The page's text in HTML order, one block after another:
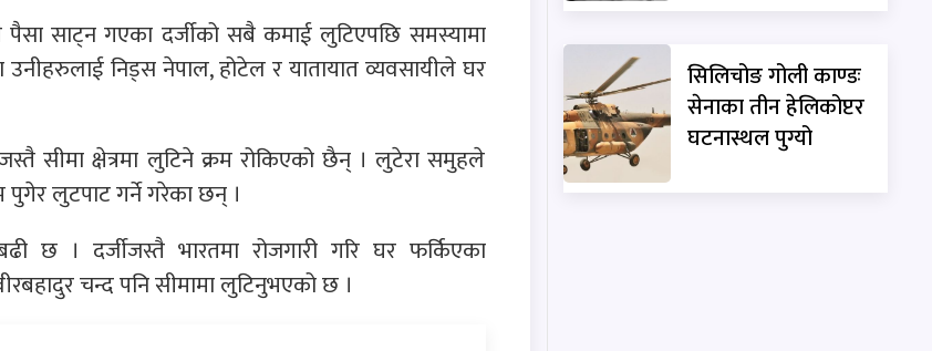
पैसा साट्न गएका दर्जीको सबै कमाई लुटिएपछि समस्यामा
निड्स नेपाल, होटेल र यातायात व्यवसायीले घर
सीमा क्षेत्रमा लुटिने क्रम रोकिएको छैन् । लुटेरा समुहले
लुटपाट गर्ने गरेका छन् ।
छ । दर्जीजस्तै भारतमा रोजगारी गरि घर फर्किएका
चन्द पनि सीमामा लुटिनुभएको छ ।
सिलिचोङ गोली काण्डः
सेनाका तीन हेलिकोप्टर
घटनास्थल पुग्यो